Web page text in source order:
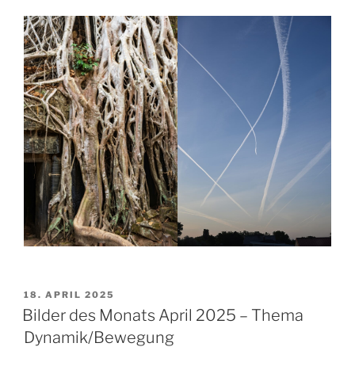
VERÖFFENTLICHT
AM
18. APRIL 2025
Bilder des Monats April 2025 – Thema
Dynamik/Bewegung